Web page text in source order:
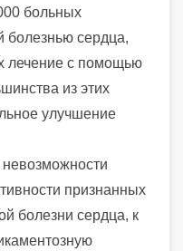
больных
болезнью сердца,
лечение с помощью
из этих
улучшение
признанных
болезни сердца, к